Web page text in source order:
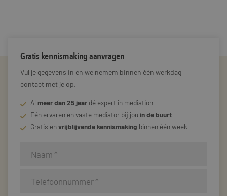
Gratis kennismaking aanvragen
Vul je gegevens in en we nemem binnen één werkdag
contact met je op.
Al meer dan 25 jaar dé expert in mediation
Eén ervaren en vaste mediator bij jou in de buurt
Gratis envrijblijvende kennismaking binnen één week